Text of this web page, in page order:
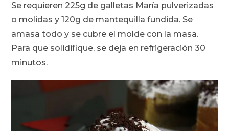
Se requieren 225g de galletas María pulverizadas
o molidas y 120g de mantequilla fundida. Se
amasa todo y se cubre el molde con la masa.
Para que solidifique, se deja en refrigeración 30
minutos.